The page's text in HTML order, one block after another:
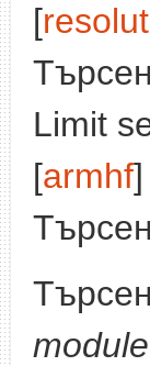
[
Limit
[armhf
module